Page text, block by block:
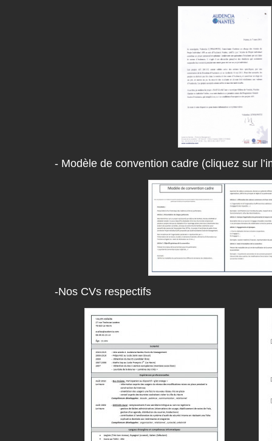
- Modèle de convention cadre (cliquez sur
-Nos CVs respectifs